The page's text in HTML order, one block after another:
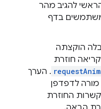
להגיב מהר
בדף
הוקצתה
חוזרת
. הערך
מורה לדפדפן
החוזרת